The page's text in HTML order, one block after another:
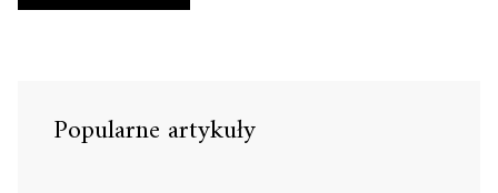
Popularne artykuły